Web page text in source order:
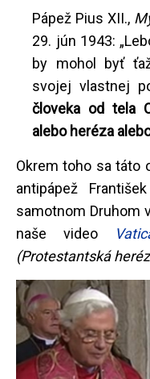
Pápež Pius XII.,
29. jún 1943:
by mohol byť
svojej vlastnej
človeka od tela
alebo heréza
Okrem toho sa táto
antipápež
samotnom Druhom
naše video
(Protestantská